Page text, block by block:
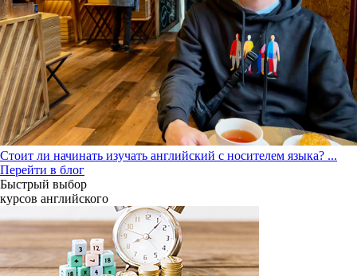
Стоит ли начинать изучать английский с носителем языка? ...
Перейти в блог
Быстрый выбор
курсов английcкого